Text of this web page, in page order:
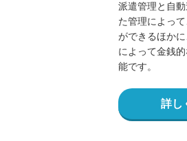
派遣管理と自
た管理によっ
ができるほか
によって金銭
能です。
詳し